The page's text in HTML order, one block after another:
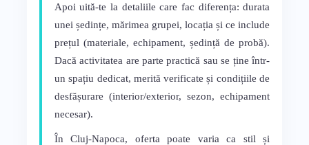
Apoi uită-te la detaliile care fac diferența: durata
unei ședințe, mărimea grupei, locația și ce include
prețul (materiale, echipament, ședință de probă).
Dacă activitatea are parte practică sau se ține într-
un spațiu dedicat, merită verificate și condițiile de
desfășurare (interior/exterior, sezon, echipament
necesar).
În Cluj-Napoca, oferta poate varia ca stil și